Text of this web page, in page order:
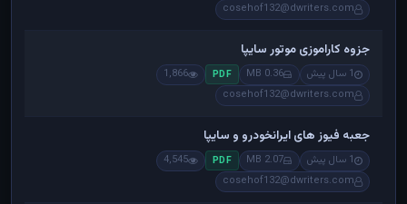
cosehof132@dwriters.com
جزوه کاراموزی موتور سایپا
1 سال پیش 0.36 MB
PDF
1,866
cosehof132@dwriters.com
جعبه فیوز های ایرانخودرو و سایپا
1 سال پیش 2.07 MB
PDF
4,545
cosehof132@dwriters.com